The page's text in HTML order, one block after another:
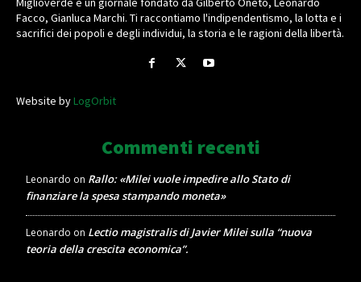
Facco, Gianluca Marchi. Ti raccontiamo l'indipendentismo, la lotta e i
sacrifici dei popoli e degli individui, la storia e le ragioni della libertà.
Website byLogOrbit
Commenti recenti
Leonardo on Rallo: «Milei vuole impedire allo Stato di
finanziare la spesa stampando moneta»
Leonardo on Lectio magistralis di Javier Milei sulla “nuova
teoria della crescita economica”.